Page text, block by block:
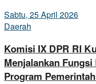
Sabtu, 25 April 2026
Daerah
Komisi IX DPR RI
Menjalankan Fungsi
Program